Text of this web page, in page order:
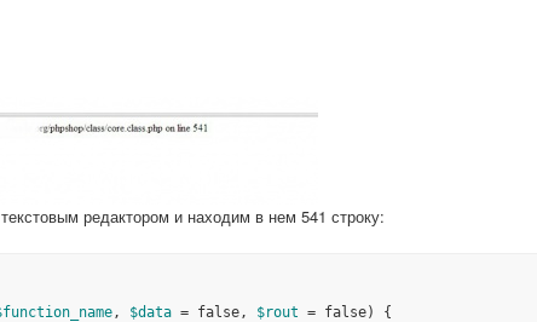
редактором и находим в нем 541 строку:
, $data = false, $rout = false)